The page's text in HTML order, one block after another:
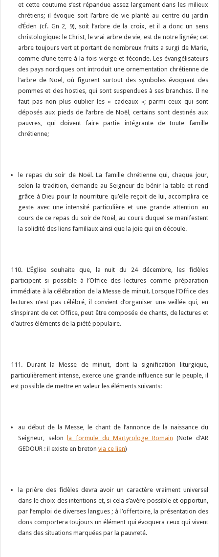
et cette coutume s’est répandue assez largement dans les milieux
chrétiens; il évoque soit l’arbre de vie planté au centre du jardin
d’Éden (cf. Gn 2, 9), soit l’arbre de la croix, et il a donc un sens
christologique: le Christ, le vrai arbre de vie, est de notre lignée; cet
arbre toujours vert et portant de nombreux fruits a surgi de Marie,
comme d’une terre à la fois vierge et féconde. Les évangélisateurs
des pays nordiques ont introduit une ornementation chrétienne de
l’arbre de Noël, où figurent surtout des symboles évoquant des
pommes et des hosties, qui sont suspendues à ses branches. Il ne
faut pas non plus oublier les « cadeaux »; parmi ceux qui sont
déposés aux pieds de l’arbre de Noël, certains sont destinés aux
pauvres, qui doivent faire partie intégrante de toute famille
chrétienne;
le repas du soir de Noël. La famille chrétienne qui, chaque jour,
selon la tradition, demande au Seigneur de bénir la table et rend
grâce à Dieu pour la nourriture qu’elle reçoit de lui, accomplira ce
geste avec une intensité particulière et une grande attention au
cours de ce repas du soir de Noël, au cours duquel se manifestent
la solidité des liens familiaux ainsi que la joie qui en découle.
110. L’Église souhaite que, la nuit du 24 décembre, les fidèles
participent si possible à l’Office des lectures comme préparation
immédiate à la célébration de la Messe de minuit. Lorsque l’Office des
lectures n’est pas célébré, il convient d’organiser une veillée qui, en
s’inspirant de cet Office, peut être composée de chants, de lectures et
d’autres éléments de la piété populaire.
111. Durant la Messe de minuit, dont la signification liturgique,
particulièrement intense, exerce une grande influence sur le peuple, il
est possible de mettre en valeur les éléments suivants:
au début de la Messe, le chant de l’annonce de la naissance du
Seigneur, selonla formule du Martyrologe Romain (Note d’AR
GEDOUR : il existe en bretonvia ce lien)
la prière des fidèles devra avoir un caractère vraiment universel
dans le choix des intentions et, si cela s’avère possible et opportun,
par l’emploi de diverses langues ; à l’offertoire, la présentation des
dons comportera toujours un élément qui évoquera ceux qui vivent
dans des situations marquées par la pauvreté.